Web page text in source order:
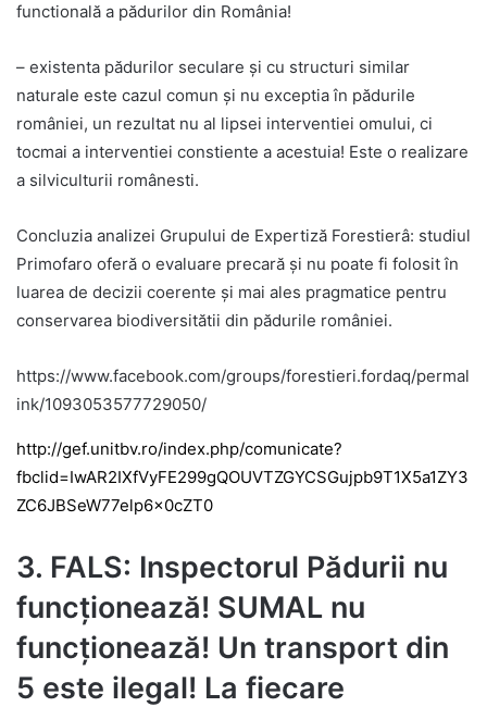
functională a pădurilor din România!
– existenta pădurilor seculare și cu structuri similar
naturale este cazul comun și nu exceptia în pădurile
româniei, un rezultat nu al lipsei interventiei omului, ci
tocmai a interventiei constiente a acestuia! Este o realizare
a silviculturii românesti.
Concluzia analizei Grupului de Expertiză Forestierâ: studiul
Primofaro oferă o evaluare precară și nu poate fi folosit în
luarea de decizii coerente și mai ales pragmatice pentru
conservarea biodiversitătii din pădurile româniei.
https://www.facebook.com/groups/forestieri.fordaq/permal
ink/1093053577729050/
http://gef.unitbv.ro/index.php/comunicate?
fbclid=IwAR2IXfVyFE299gQOUVTZGYCSGujpb9T1X5a1ZY3
ZC6JBSeW77elp6x0cZT0
3. FALS: Inspectorul Pădurii nu
funcționează! SUMAL nu
funcționează! Un transport din
5 este ilegal! La fiecare